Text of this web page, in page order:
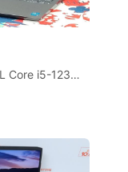
โน๊ตบุ๊คมือสอง DELL Core i5-1235U จอ15.6” IPS แรม8+NVMe512+การ์ดจอ Iris+วินโดว์แท้